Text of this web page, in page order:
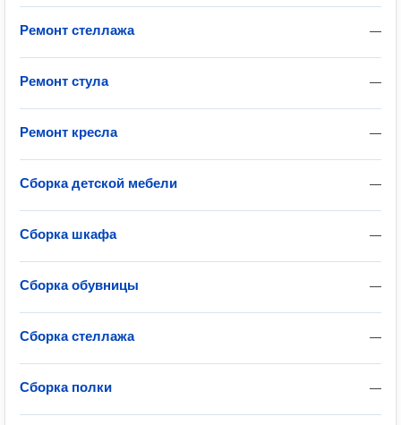
—
Ремонт стеллажа
—
Ремонт стула
—
Ремонт кресла
—
Сборка детской мебели
—
Сборка шкафа
—
Сборка обувницы
—
Сборка стеллажа
—
Сборка полки